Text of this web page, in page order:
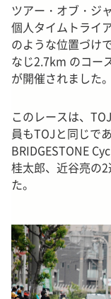
ツアー・オブ・ジ
個人タイムトライ
のような位置づけ
なじ2.7km のコー
が開催されました。
このレースは、
員もTOJと同じで
BRIDGESTONE
桂太郎、近谷亮の
た。